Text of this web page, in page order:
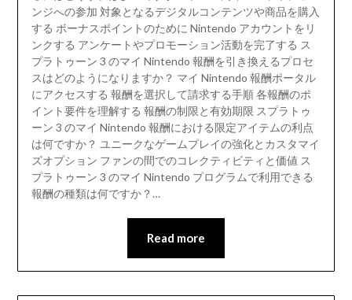
ンジへの参加 対象となるデジタルコンテンツや商品を購入
する ボーナスポイントのために Nintendo アカウントをリ
ンクする アンケートやプロモーション活動を完了する ス
プラトゥーン 3 のマイ Nintendo 報酬を引き換えるプロセ
スはどのようになりますか？ マイ Nintendo 報酬ポータル
にアクセスする 報酬を選択して請求する手順 各報酬のポ
イント要件を理解する 報酬の制限と有効期限 スプラトゥ
ーン 3 のマイ Nintendo 報酬における限定アイテムの利点
は何ですか？ ユニークなゲームプレイの強化とカスタマイ
ズオプション ファンの間でのコレクティビティと価値 ス
プラトゥーン 3 のマイ Nintendo プログラムで利用できる
報酬の種類は何ですか？…
Read more